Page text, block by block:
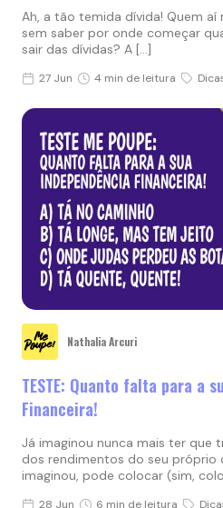
Ah, a tão temida dívida! Quem aí
sem saber por onde começar
sair das dívidas? A […]
27 Jun 4 min de leitura
Nathalia Arcuri
TESTE: Quanto falta para a
Financeira!
Já imaginou nunca mais ter que
dos rendimentos do seu próprio
imaginou, pode colocar (sim,
28 Jun 6 min de leitura